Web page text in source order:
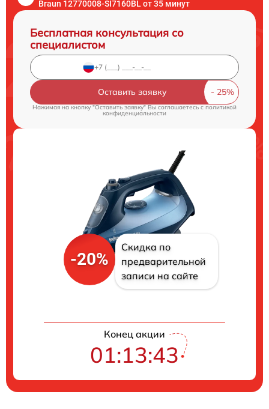
Braun 12770008-SI7160BL от 35 минут
Бесплатная консультация со
специалистом
Оставить заявку
Нажимая на кнопку "Оставить заявку" Вы соглашаетесь cполитикой
конфиденциальности
-20%
Скидка по
предварительной
записи на сайте
Конец акции
01:13:42